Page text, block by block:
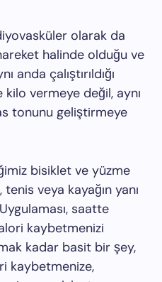
olarak da
halinde olduğu ve
anda çalıştırıldığı
vermeye değil, aynı
tonunu geliştirmeye
bisiklet ve yüzme
veya kayağın yanı
saatte
kaybetmenizi
kadar basit bir şey,
kaybetmenize,